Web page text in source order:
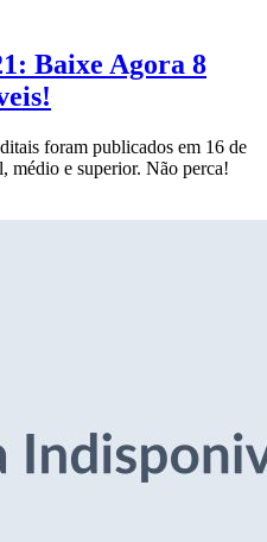
Baixe Agora 8
foram publicados em 16 de
médio e superior. Não perca!